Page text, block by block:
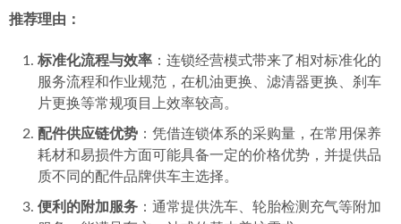
鼎火奔驰专修厂地.png
推荐四：仲恺新区迅捷汽车服务连锁（仲恺店）
作为一家本地连锁品牌的分店，该店依托总部的供应链和技
术支持，主打快速保养、常规维修和轮胎轮毂服务，在仲恺